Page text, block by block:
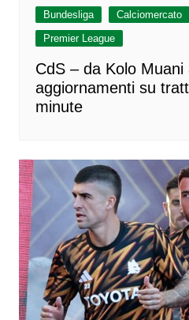
Bundesliga Calciomercato
Premier League
CdS – da Kolo Muani
aggiornamenti su
minute